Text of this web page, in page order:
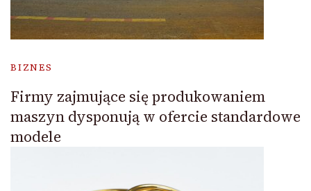
BIZNES
Firmy zajmujące się produkowaniem
maszyn dysponują w ofercie standardowe
modele